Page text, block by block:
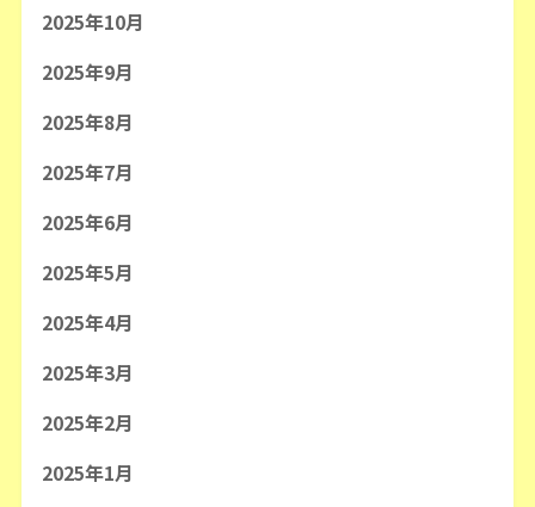
2025年10月
2025年9月
2025年8月
2025年7月
2025年6月
2025年5月
2025年4月
2025年3月
2025年2月
2025年1月